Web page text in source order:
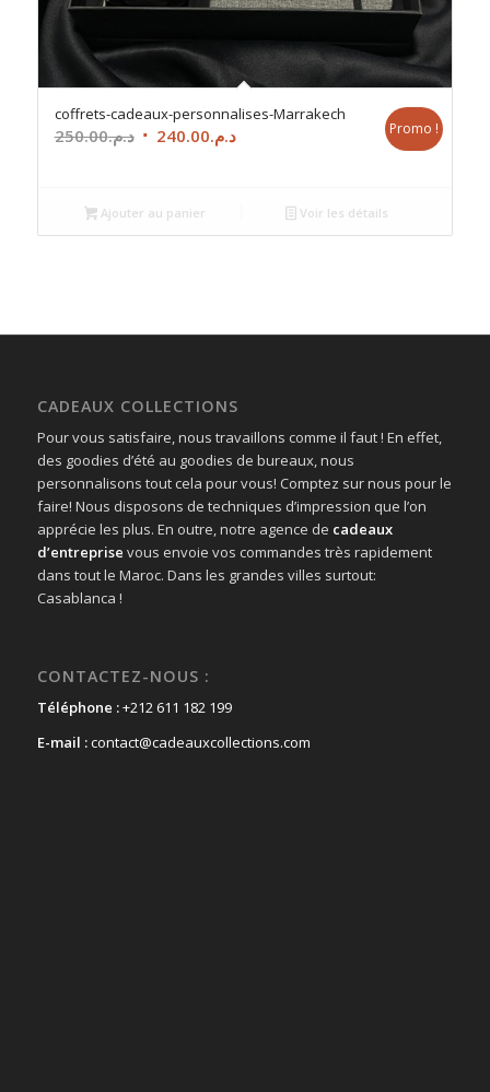
coffrets-cadeaux-personnalises-Marrakech
د.م.250.00
Le
était :
د.م.250.00.
د.م.240.00
Le
د.م.240.00.
Promo !
Ajouter au panier Voir les détails
CADEAUX COLLECTIONS
Pour vous satisfaire, nous travaillons comme il faut ! En effet,
des goodies d’été au goodies de bureaux, nous
personnalisons tout cela pour vous! Comptez sur nous pour le
faire! Nous disposons de techniques d’impression que l’on
apprécie les plus. En outre, notre agence de cadeaux
d’entreprise vous envoie vos commandes très rapidement
dans tout le Maroc. Dans les grandes villes surtout:
Casablanca !
CONTACTEZ-NOUS :
Téléphone :+212 611 182 199
E-mail :contact@cadeauxcollections.com